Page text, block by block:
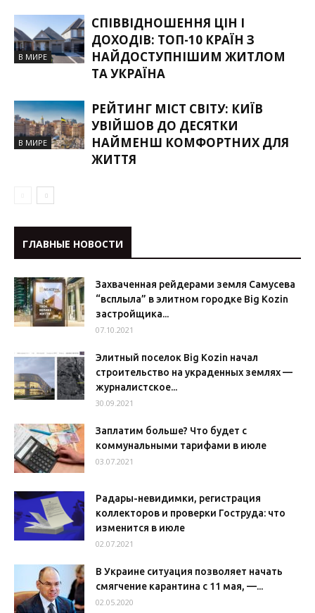
В МИРЕ
СПІВВІДНОШЕННЯ ЦІН І
ДОХОДІВ: ТОП-10 КРАЇН З
НАЙДОСТУПНІШИМ ЖИТЛОМ
ТА УКРАЇНА
В МИРЕ
РЕЙТИНГ МІСТ СВІТУ: КИЇВ
УВІЙШОВ ДО ДЕСЯТКИ
НАЙМЕНШ КОМФОРТНИХ ДЛЯ
ЖИТТЯ
ГЛАВНЫЕ НОВОСТИ
Захваченная рейдерами земля Самусева
“всплыла” в элитном городке Big Kozin
застройщика...
07.10.2021
Элитный поселок Big Kozin начал
строительство на украденных землях —
журналистское...
30.09.2021
Заплатим больше? Что будет с
коммунальными тарифами в июле
03.07.2021
Радары-невидимки, регистрация
коллекторов и проверки Гоструда: что
изменится в июле
02.07.2021
В Украине ситуация позволяет начать
смягчение карантина с 11 мая, —...
02.05.2020